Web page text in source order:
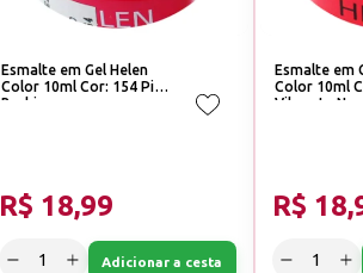
Esmalte em Gel Helen
Color 10ml Cor: 154 Pink
Barbie
R$ 18,99
Adicionar a cesta
Esmalte em
Color 10ml
Vibrante
R$